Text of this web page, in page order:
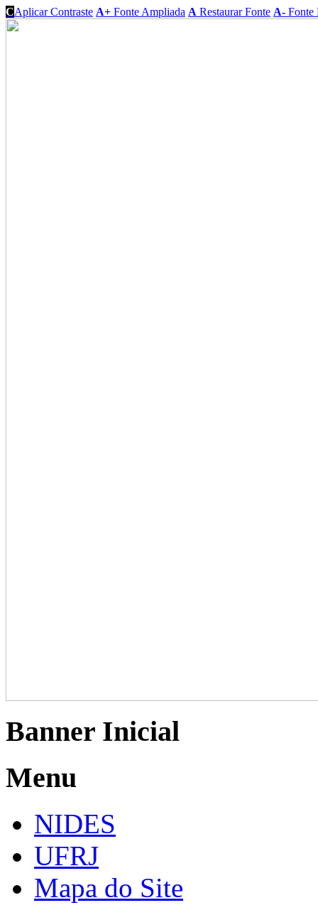
CAplicar Contraste A+ Fonte Ampliada A Restaurar Fonte A- Fonte
Banner Inicial
Menu
NIDES
UFRJ
Mapa do Site